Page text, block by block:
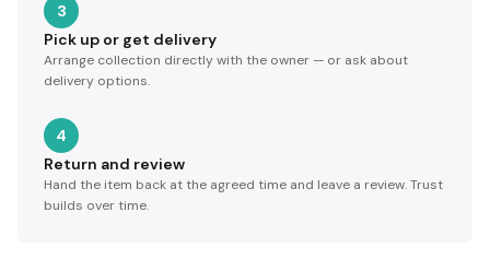
3
Pick up or get delivery
Arrange collection directly with the owner — or ask about
delivery options.
4
Return and review
Hand the item back at the agreed time and leave a review. Trust
builds over time.